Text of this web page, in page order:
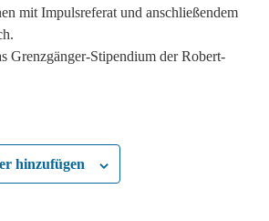
mit Impulsreferat und anschließendem
Grenzgänger-Stipendium der Robert-
hinzufügen